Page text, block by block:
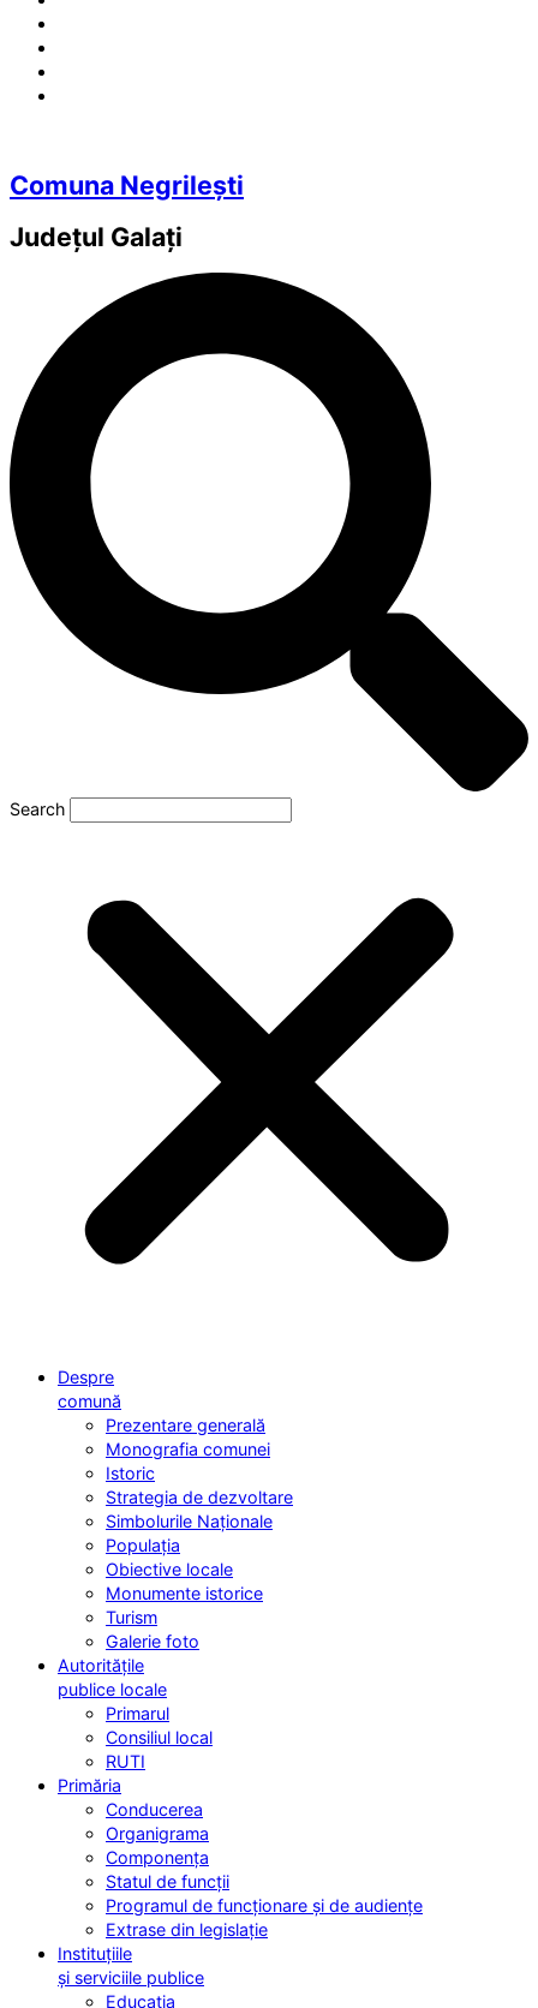
Comuna Negrilești
Județul Galați
Search
Despre
comună
Prezentare generală
Monografia comunei
Istoric
Strategia de dezvoltare
Simbolurile Naționale
Populația
Obiective locale
Monumente istorice
Turism
Galerie foto
Autoritățile
publice locale
Primarul
Consiliul local
RUTI
Primăria
Conducerea
Organigrama
Componența
Statul de funcții
Programul de funcționare și de audiențe
Extrase din legislație
Instituțiile
și serviciile publice
Educația